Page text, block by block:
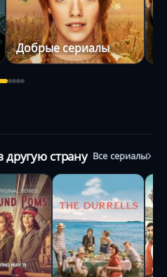
Добрые сериалы
страну Все сериалы